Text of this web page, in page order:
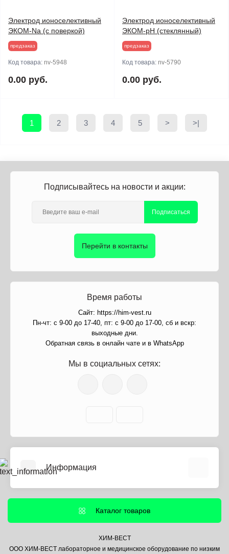
Электрод ионоселективный
ЭКОМ-Na (с поверкой)
предзаказ
Код товара: nv-5948
0.00 руб.
Электрод ионоселективный
ЭКОМ-рН (стеклянный)
предзаказ
Код товара: nv-5790
0.00 руб.
1 2 3 4 5 > >|
Подписывайтесь на новости и акции:
Подписаться
Перейти в контакты
Время работы
Сайт: https://him-vest.ru
Пн-чт: с 9-00 до 17-40, пт: с 9-00 до 17-00, сб и вскр:
выходные дни.
Обратная связь в онлайн чате и в WhatsApp
Мы в социальных сетях:
Информация
Информация о доставке
Политика безопасности
Каталог товаров
ХИМ-ВЕСТ
ООО ХИМ-ВЕСТ лабораторное и медицинское оборудование по низким